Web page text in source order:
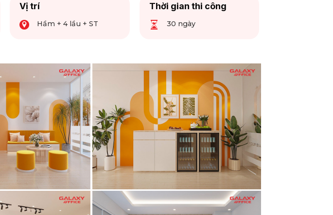
Vị trí
Hầm + 4 lầu + ST
Thời gian thi công
30 ngày